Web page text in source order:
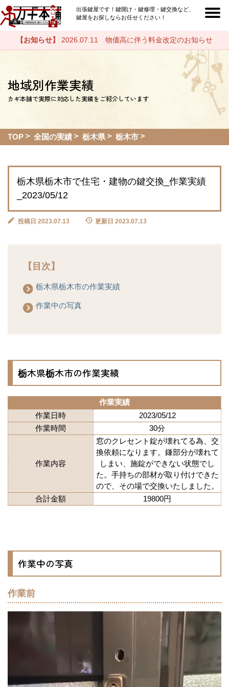
出張鍵屋です！鍵開け・鍵修理・鍵交換など、
鍵屋をお探しならお任せください！
【お知らせ】 2026.07.11 物価高に伴う料金改定のお知らせ
地域別作業実績
カギ本舗で実際に対応した実績をご紹介しています
TOP 全国の実績 栃木県 栃木市
栃木県栃木市で住宅・建物の鍵交換_作業実績
_2023/05/12
投稿日 2023.07.13 更新日 2023.07.13
【目次】
栃木県栃木市の作業実績
作業中の写真
栃木県栃木市の作業実績
作業実績
作業日時
2023/05/12
作業時間
30分
作業内容
窓のクレセント錠が壊れてる為、交
換依頼になります。鎌部分が壊れて
しまい、施錠ができない状態でし
た。手持ちの部材が取り付けできた
ので、その場で交換いたしました。
合計金額
19800円
作業中の写真
作業前